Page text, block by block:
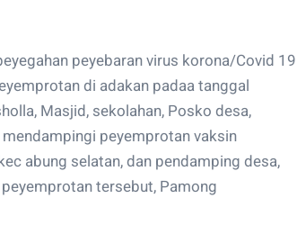
peyebaran virus korona/Covid 19
di adakan padaa tanggal
Masjid, sekolahan, Posko desa,
peyemprotan vaksin
abung selatan, dan pendamping desa,
tersebut, Pamong